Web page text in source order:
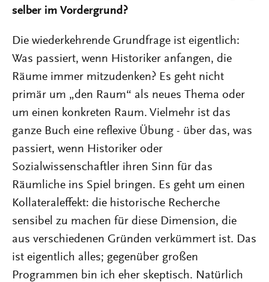
selber im Vordergrund?
Die wiederkehrende Grundfrage ist eigentlich:
Was passiert, wenn Historiker anfangen, die
Räume immer mitzudenken? Es geht nicht
primär um „den Raum“ als neues Thema oder
um einen konkreten Raum. Vielmehr ist das
ganze Buch eine reflexive Übung - über das, was
passiert, wenn Historiker oder
Sozialwissenschaftler ihren Sinn für das
Räumliche ins Spiel bringen. Es geht um einen
Kollateraleffekt: die historische Recherche
sensibel zu machen für diese Dimension, die
aus verschiedenen Gründen verkümmert ist. Das
ist eigentlich alles; gegenüber großen
Programmen bin ich eher skeptisch. Natürlich